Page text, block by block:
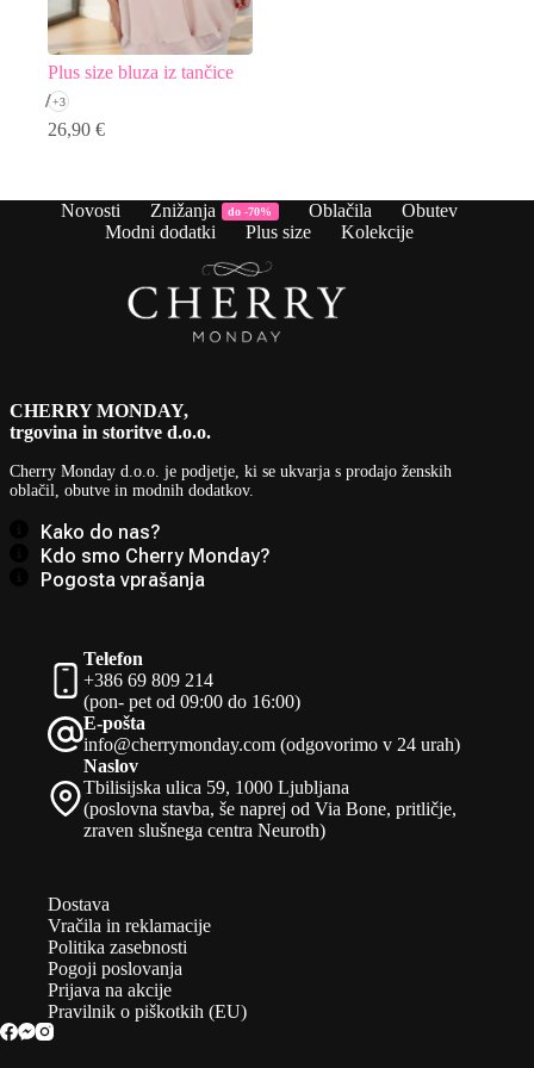
Plus size bluza iz tančice
+3
26,90 €
Novosti Znižanja do -70% Oblačila
Obutev
Modni dodatki
Plus size Kolekcije
CHERRY MONDAY,
trgovina in storitve d.o.o.
Cherry Monday d.o.o. je podjetje, ki se ukvarja s prodajo ženskih
oblačil, obutve in modnih dodatkov.
Kako do nas?
Kdo smo Cherry Monday?
Pogosta vprašanja
Telefon
+386 69 809 214
(pon- pet od 09:00 do 16:00)
E-pošta
info@cherrymonday.com (odgovorimo v 24 urah)
Naslov
Tbilisijska ulica 59, 1000 Ljubljana
(poslovna stavba, še naprej od Via Bone, pritličje,
zraven slušnega centra Neuroth)
Dostava
Vračila in reklamacije
Politika zasebnosti
Pogoji poslovanja
Prijava na akcije
Pravilnik o piškotkih (EU)